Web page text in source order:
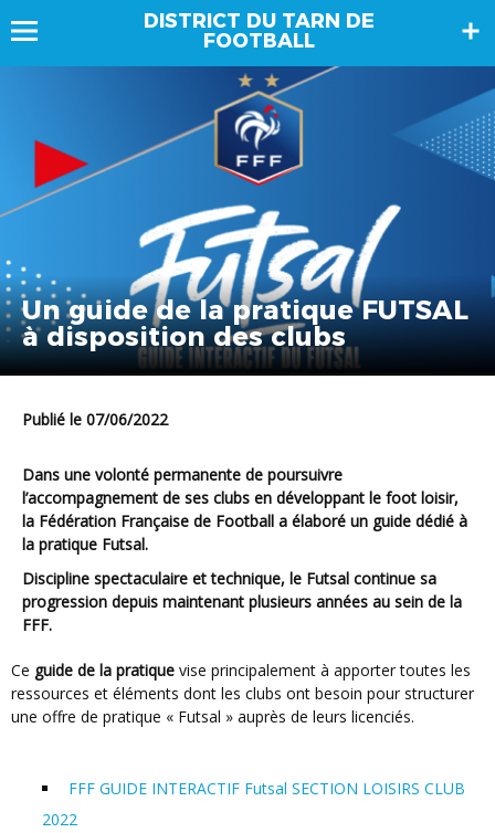
DISTRICT DU TARN DE
FOOTBALL
Un guide de la pratique FUTSAL
à disposition des clubs
Publié le 07/06/2022
Dans une volonté permanente de poursuivre
l’accompagnement de ses clubs en développant le foot loisir,
la Fédération Française de Football a élaboré un guide dédié à
la pratique Futsal.
Discipline spectaculaire et technique, le Futsal continue sa
progression depuis maintenant plusieurs années au sein de la
FFF.
Ce guide de la pratique vise principalement à apporter toutes les
ressources et éléments dont les clubs ont besoin pour structurer
une offre de pratique « Futsal » auprès de leurs licenciés.
FFF GUIDE INTERACTIF Futsal SECTION LOISIRS CLUB
2022